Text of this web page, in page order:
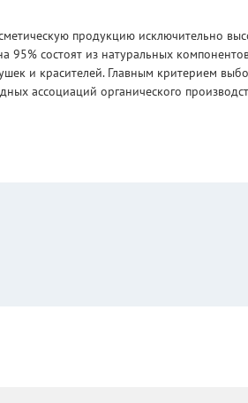
продукцию исключительно
95% состоят из натуральных
и красителей. Главным критерием
ассоциаций органического